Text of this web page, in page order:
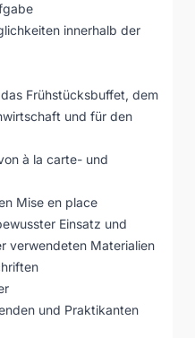
innerhalb der
Frühstücksbuffet, dem
und für den
à la carte- und
Mise en place
Einsatz und
verwendeten Materialien
und Praktikanten